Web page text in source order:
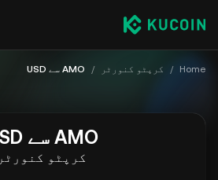
Home
/ کرپٹو کنورٹر / AMO سے USD
AMO سے USD
کرپٹو کنورٹر